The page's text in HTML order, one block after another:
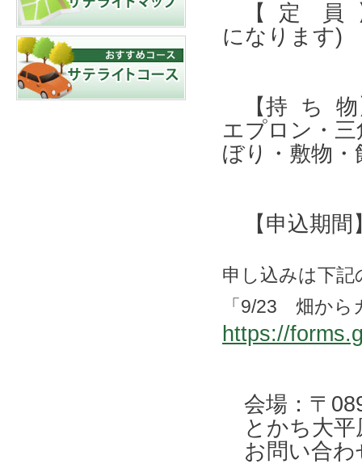
【 定 員
になります)
【持 ち 物
エプロン・
ぼり・敷物
【申込期間
申し込みは下
「9/23 畑から
https://
会場：〒
とかち大平
お問い合わ